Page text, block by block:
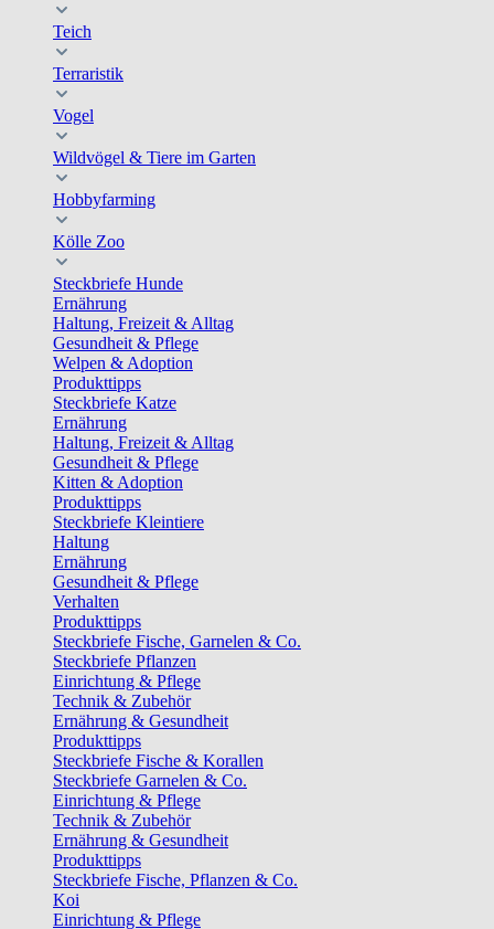
Teich
Terraristik
Vogel
Wildvögel & Tiere im Garten
Hobbyfarming
Kölle Zoo
Steckbriefe Hunde
Ernährung
Haltung, Freizeit & Alltag
Gesundheit & Pflege
Welpen & Adoption
Produkttipps
Steckbriefe Katze
Ernährung
Haltung, Freizeit & Alltag
Gesundheit & Pflege
Kitten & Adoption
Produkttipps
Steckbriefe Kleintiere
Haltung
Ernährung
Gesundheit & Pflege
Verhalten
Produkttipps
Steckbriefe Fische, Garnelen & Co.
Steckbriefe Pflanzen
Einrichtung & Pflege
Technik & Zubehör
Ernährung & Gesundheit
Produkttipps
Steckbriefe Fische & Korallen
Steckbriefe Garnelen & Co.
Einrichtung & Pflege
Technik & Zubehör
Ernährung & Gesundheit
Produkttipps
Steckbriefe Fische, Pflanzen & Co.
Koi
Einrichtung & Pflege